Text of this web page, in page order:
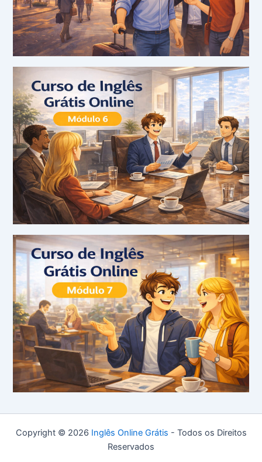
Copyright © 2026 Inglês Online Grátis - Todos os Direitos
Reservados